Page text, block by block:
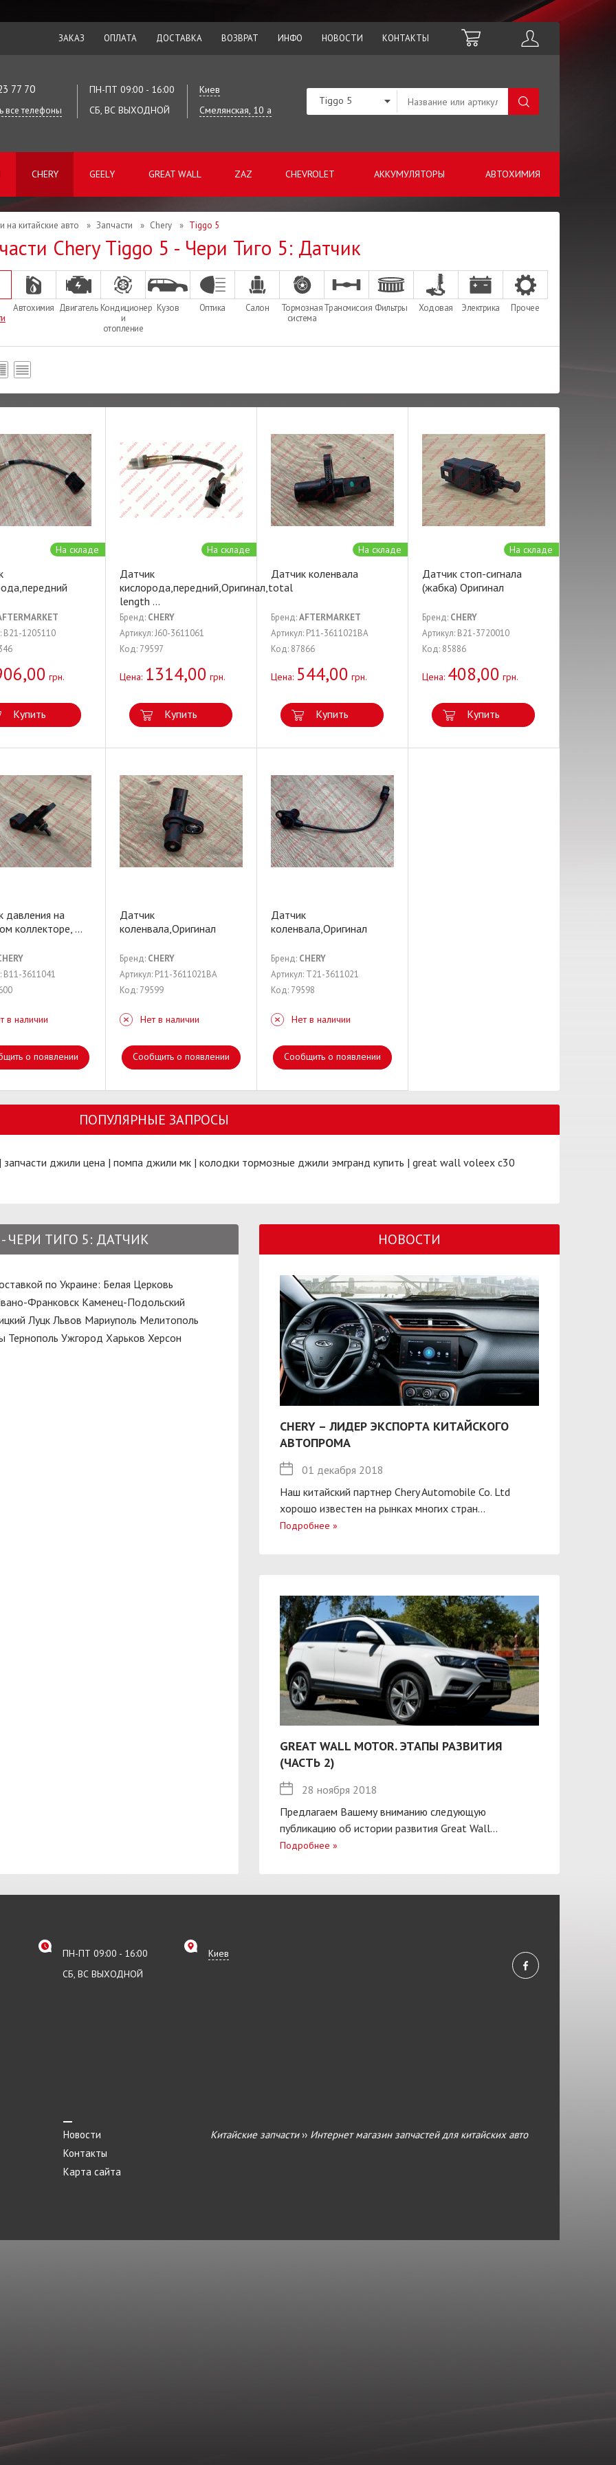
ЗАКАЗ ОПЛАТА ДОСТАВКА ВОЗВРАТ ИНФО НОВОСТИ КОНТАКТЫ
77 70
все телефоны
ПН-ПТ 09:00 - 16:00
СБ, ВС ВЫХОДНОЙ
Киев
Смелянская, 10 а
CHERY GEELY GREAT WALL ZAZ CHEVROLET АККУМУЛЯТОРЫ АВТОХИМИЯ
Tiggo 5
на китайские авто » Запчасти » Chery » Tiggo 5
Chery Tiggo 5 - Чери Тиго 5: Датчик
Автохимия Двигатель Кондиционер
и
отопление
Кузов Оптика Салон
Тормозная
система
Трансмиссия Фильтры Ходовая Электрика Прочее
На складе
B21-1205110
грн.
Купить
На складе
Датчик
кислорода,передний,Оригинал,total
length ...
Бренд: CHERY
Артикул: J60-3611061
Код: 79597
Цена: 1314,00 грн.
Купить
На складе
Датчик коленвала
Бренд:AFTERMARKET
Артикул: P11-3611021BA
Код: 87866
Цена: 544,00 грн.
Купить
На складе
Датчик стоп-сигнала
(жабка) Оригинал
Бренд: CHERY
Артикул: B21-3720010
Код: 85886
Цена: 408,00 грн.
Купить
давления на
коллекторе,...
B11-3611041
в наличии
о появлении
Датчик
коленвала,Оригинал
Бренд: CHERY
Артикул: P11-3611021BA
Код: 79599
Нет в наличии
Сообщить о появлении
Датчик
коленвала,Оригинал
Бренд: CHERY
Артикул: T21-3611021
Код: 79598
Нет в наличии
Сообщить о появлении
ПОПУЛЯРНЫЕ ЗАПРОСЫ
| запчасти джили цена | помпа джили мк | колодки тормозные джили эмгранд купить | great wall voleex c30
- ЧЕРИ ТИГО 5: ДАТЧИК
по Украине: Белая Церковь
Франковск Каменец-Подольский
Луцк Львов Мариуполь Мелитополь
Тернополь Ужгород Харьков Херсон
НОВОСТИ
CHERY – ЛИДЕР ЭКСПОРТА КИТАЙСКОГО
АВТОПРОМА
01 декабря 2018
Наш китайский партнер Chery Automobile Co. Ltd
хорошо известен на рынках многих стран...
Подробнее »
GREAT WALL MOTOR. ЭТАПЫ РАЗВИТИЯ
(ЧАСТЬ 2)
28 ноября 2018
Предлагаем Вашему вниманию следующую
публикацию об истории развития Great Wall...
Подробнее »
ПН-ПТ 09:00 - 16:00
СБ, ВС ВЫХОДНОЙ
Киев
Новости
Контакты
Карта сайта
Китайские запчасти›› Интернет магазин запчастей для китайских авто